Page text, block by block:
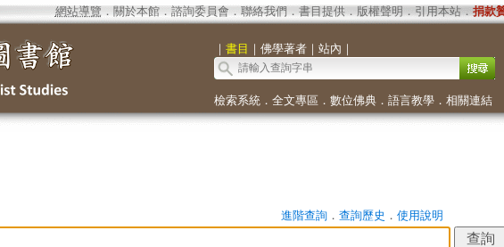
網站導覽 ． 關於本館． 諮詢委員會． 聯絡我們 ． 書目提供． 版權聲明 ． 引用本站． 捐款
｜ 書目 ｜ 佛學著者｜ 站內 ｜
檢索系統． 全文專區 ． 數位佛典． 語言教學． 相關連結
進階查詢． 查詢歷史 ． 使用說明